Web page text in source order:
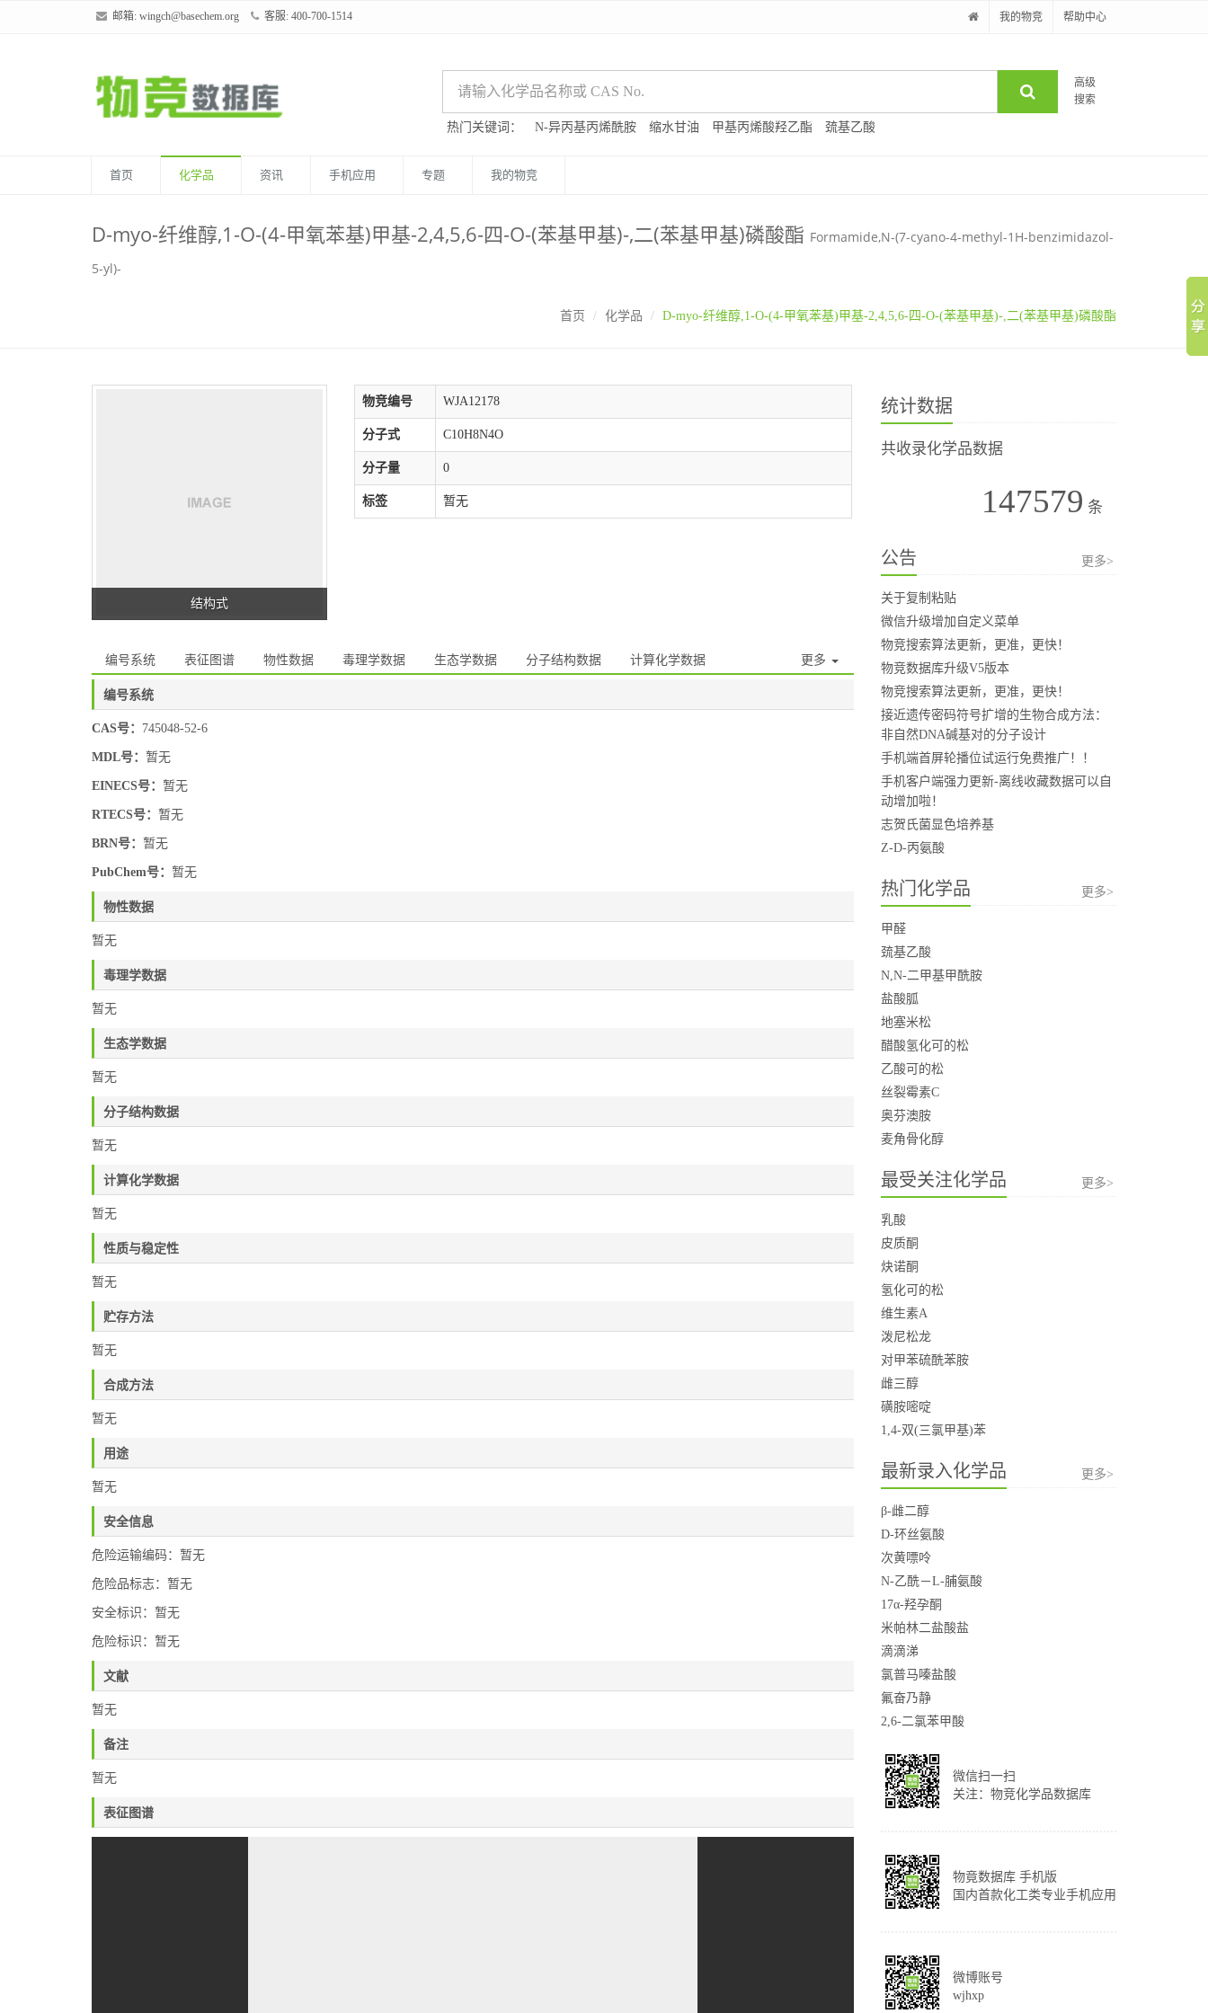
邮箱: wingch@basechem.org 客服: 400-700-1514 我的物竞 帮助中心
高级
搜索
热门关键词： N-异丙基丙烯酰胺 缩水甘油 甲基丙烯酸羟乙酯 巯基乙酸
首页 化学品 资讯 手机应用 专题 我的物竞
D-myo-纤维醇,1-O-(4-甲氧苯基)甲基-2,4,5,6-四-O-(苯基甲基)-,二(苯基甲基)磷酸酯 Formamide,N-(7-cyano-4-methyl-1H-benzimidazol-
5-yl)-
首页 化学品 D-myo-纤维醇,1-O-(4-甲氧苯基)甲基-2,4,5,6-四-O-(苯基甲基)-,二(苯基甲基)磷酸酯
结构式
物竞编号 WJA12178
分子式 C10H8N4O
分子量 0
标签 暂无
编号系统 表征图谱 物性数据 毒理学数据 生态学数据 分子结构数据 计算化学数据 更多
编号系统
CAS号： 745048-52-6
MDL号： 暂无
EINECS号： 暂无
RTECS号： 暂无
BRN号： 暂无
PubChem号： 暂无
物性数据
暂无
毒理学数据
暂无
生态学数据
暂无
分子结构数据
暂无
计算化学数据
暂无
性质与稳定性
暂无
贮存方法
暂无
合成方法
暂无
用途
暂无
安全信息
危险运输编码：暂无
危险品标志：暂无
安全标识：暂无
危险标识：暂无
文献
暂无
备注
暂无
表征图谱
统计数据
共收录化学品数据
147579 条
公告 更多>
关于复制粘贴
微信升级增加自定义菜单
物竞搜索算法更新，更准，更快！
物竞数据库升级V5版本
物竞搜索算法更新，更准，更快！
接近遗传密码符号扩增的生物合成方法：
非自然DNA碱基对的分子设计
手机端首屏轮播位试运行免费推广！！
手机客户端强力更新-离线收藏数据可以自
动增加啦！
志贺氏菌显色培养基
Z-D-丙氨酸
热门化学品 更多>
甲醛
巯基乙酸
N,N-二甲基甲酰胺
盐酸胍
地塞米松
醋酸氢化可的松
乙酸可的松
丝裂霉素C
奥芬澳胺
麦角骨化醇
最受关注化学品 更多>
乳酸
皮质酮
炔诺酮
氢化可的松
维生素A
泼尼松龙
对甲苯硫酰苯胺
雌三醇
磺胺嘧啶
1,4-双(三氯甲基)苯
最新录入化学品 更多>
β-雌二醇
D-环丝氨酸
次黄嘌呤
N-乙酰－L-脯氨酸
17α-羟孕酮
米帕林二盐酸盐
滴滴涕
氯普马嗪盐酸
氟奋乃静
2,6-二氯苯甲酸
微信扫一扫
关注：物竞化学品数据库
物竟数据库 手机版
国内首款化工类专业手机应用
微博账号
wjhxp